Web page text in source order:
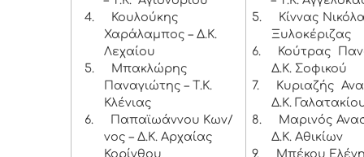
4.
Κουλούκης
Χαράλαμπος – Δ.Κ.
Λεχαίου
5.
Μπακλώρης
Παναγιώτης – Τ.Κ.
Κλένιας
6.
Παπαϊωάννου Κων/
νος – Δ.Κ. Αρχαίας
Κορίνθου
5.
Κίννας
Ξυλοκέριζας
6.
Κούτρας
Δ.Κ. Σοφικού
7.
Κυριαζής
Δ.Κ.
8.
Μαρινός
Δ.Κ. Αθικίων
9.
Μπέκου